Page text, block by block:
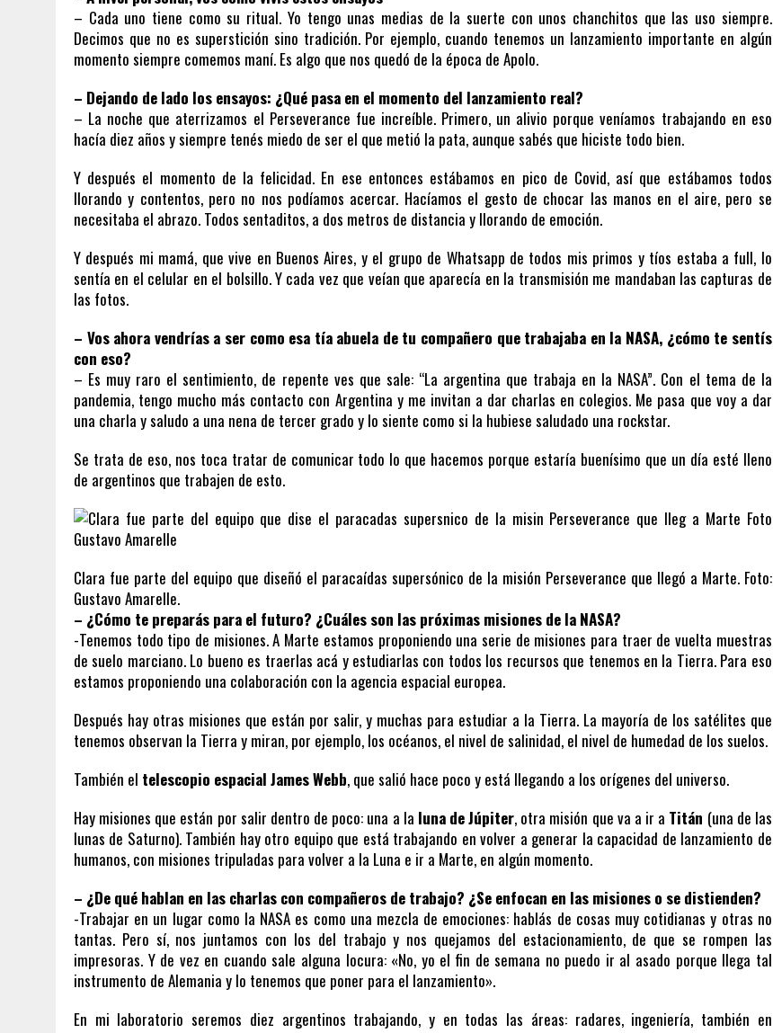
– Cada uno tiene como su ritual. Yo tengo unas medias de la suerte con unos chanchitos que las uso siempre.
Decimos que no es superstición sino tradición. Por ejemplo, cuando tenemos un lanzamiento importante en algún
momento siempre comemos maní. Es algo que nos quedó de la época de Apolo.
– Dejando de lado los ensayos: ¿Qué pasa en el momento del lanzamiento real?
– La noche que aterrizamos el Perseverance fue increíble. Primero, un alivio porque veníamos trabajando en eso
hacía diez años y siempre tenés miedo de ser el que metió la pata, aunque sabés que hiciste todo bien.
Y después el momento de la felicidad. En ese entonces estábamos en pico de Covid, así que estábamos todos
llorando y contentos, pero no nos podíamos acercar. Hacíamos el gesto de chocar las manos en el aire, pero se
necesitaba el abrazo. Todos sentaditos, a dos metros de distancia y llorando de emoción.
Y después mi mamá, que vive en Buenos Aires, y el grupo de Whatsapp de todos mis primos y tíos estaba a full, lo
sentía en el celular en el bolsillo. Y cada vez que veían que aparecía en la transmisión me mandaban las capturas de
las fotos.
– Vos ahora vendrías a ser como esa tía abuela de tu compañero que trabajaba en la NASA, ¿cómo te sentís
con eso?
– Es muy raro el sentimiento, de repente ves que sale: “La argentina que trabaja en la NASA”. Con el tema de la
pandemia, tengo mucho más contacto con Argentina y me invitan a dar charlas en colegios. Me pasa que voy a dar
una charla y saludo a una nena de tercer grado y lo siente como si la hubiese saludado una rockstar.
Se trata de eso, nos toca tratar de comunicar todo lo que hacemos porque estaría buenísimo que un día esté lleno
de argentinos que trabajen de esto.
Clara fue parte del equipo que diseñó el paracaídas supersónico de la misión Perseverance que llegó a Marte. Foto:
Gustavo Amarelle.
– ¿Cómo te preparás para el futuro? ¿Cuáles son las próximas misiones de la NASA?
-Tenemos todo tipo de misiones. A Marte estamos proponiendo una serie de misiones para traer de vuelta muestras
de suelo marciano. Lo bueno es traerlas acá y estudiarlas con todos los recursos que tenemos en la Tierra. Para eso
estamos proponiendo una colaboración con la agencia espacial europea.
Después hay otras misiones que están por salir, y muchas para estudiar a la Tierra. La mayoría de los satélites que
tenemos observan la Tierra y miran, por ejemplo, los océanos, el nivel de salinidad, el nivel de humedad de los suelos.
También el telescopio espacial James Webb, que salió hace poco y está llegando a los orígenes del universo.
Hay misiones que están por salir dentro de poco: una a la luna de Júpiter, otra misión que va a ir a Titán (una de las
lunas de Saturno). También hay otro equipo que está trabajando en volver a generar la capacidad de lanzamiento de
humanos, con misiones tripuladas para volver a la Luna e ir a Marte, en algún momento.
– ¿De qué hablan en las charlas con compañeros de trabajo? ¿Se enfocan en las misiones o se distienden?
-Trabajar en un lugar como la NASA es como una mezcla de emociones: hablás de cosas muy cotidianas y otras no
tantas. Pero sí, nos juntamos con los del trabajo y nos quejamos del estacionamiento, de que se rompen las
impresoras. Y de vez en cuando sale alguna locura: «No, yo el fin de semana no puedo ir al asado porque llega tal
instrumento de Alemania y lo tenemos que poner para el lanzamiento».
En mi laboratorio seremos diez argentinos trabajando, y en todas las áreas: radares, ingeniería, también en